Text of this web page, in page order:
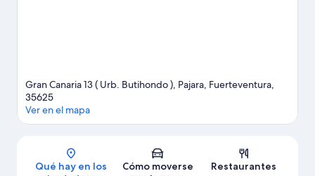
Gran Canaria 13 ( Urb. Butihondo ), Pajara, Fuerteventura,
35625
Ver en el mapa
Qué hay en los
Cómo moverse
Restaurantes